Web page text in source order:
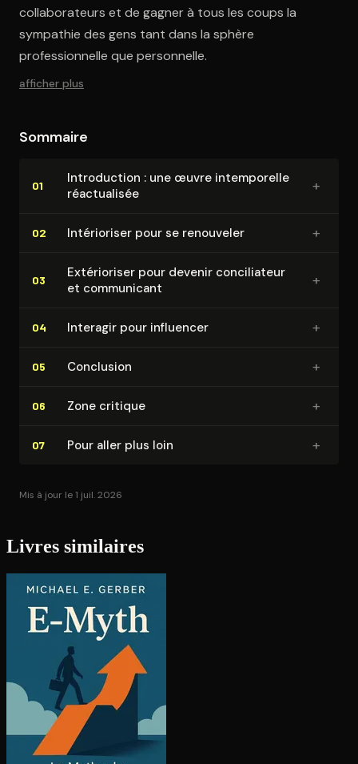
collaborateurs et de gagner à tous les coups la
sympathie des gens tant dans la sphère
professionnelle que personnelle.
afficher plus
Sommaire
01
In­tro­duc­tion : une œuvre in­tem­po­relle
ré­ac­tua­li­sée
+
02 In­té­rio­ri­ser pour se renouveler +
03
Ex­té­rio­ri­ser pour devenir conci­lia­teur
et communicant
+
04 Interagir pour influencer +
05 Conclusion +
06 Zone critique +
07 Pour aller plus loin +
Mis à jour le 1 juil. 2026
Livres similaires